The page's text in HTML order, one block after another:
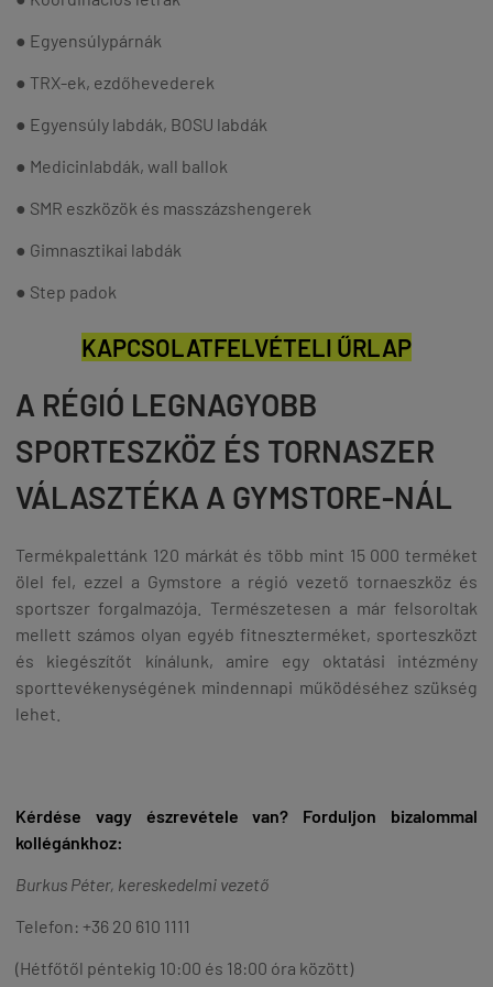
● Egyensúlypárnák
● TRX-ek, ezdőhevederek
● Egyensúly labdák, BOSU labdák
● Medicinlabdák, wall ballok
● SMR eszközök és masszázshengerek
● Gimnasztikai labdák
● Step padok
KAPCSOLATFELVÉTELI ŰRLAP
A RÉGIÓ LEGNAGYOBB
SPORTESZKÖZ ÉS TORNASZER
VÁLASZTÉKA A GYMSTORE-NÁL
Termékpalettánk 120 márkát és több mint 15 000 terméket
ölel fel, ezzel a Gymstore a régió vezető tornaeszköz és
sportszer forgalmazója. Természetesen a már felsoroltak
mellett számos olyan egyéb fitneszterméket, sporteszközt
és kiegészítőt kínálunk, amire egy oktatási intézmény
sporttevékenységének mindennapi működéséhez szükség
lehet.
Kérdése vagy észrevétele van? Forduljon bizalommal
kollégánkhoz:
Burkus Péter, kereskedelmi vezető
Telefon: +36 20 610 1111
(Hétfőtől péntekig 10:00 és 18:00 óra között)